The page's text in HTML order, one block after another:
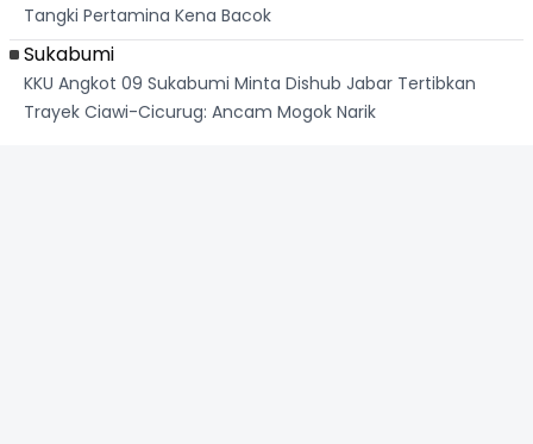
Tangki Pertamina Kena Bacok
Sukabumi
KKU Angkot 09 Sukabumi Minta Dishub Jabar Tertibkan
Trayek Ciawi-Cicurug: Ancam Mogok Narik